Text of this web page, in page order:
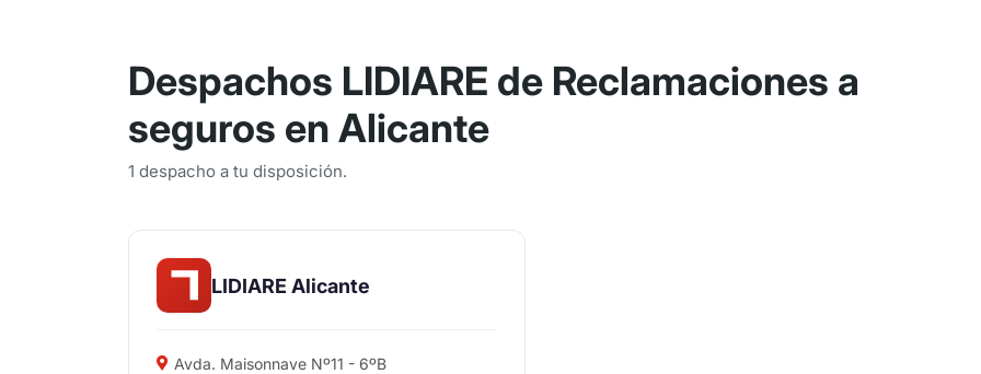
Despachos LIDIARE de Reclamaciones a
seguros en Alicante
1 despacho a tu disposición.
LIDIARE Alicante
Avda. Maisonnave Nº11 - 6ºB